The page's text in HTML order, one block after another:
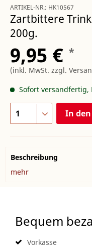
ARTIKEL-NR.: HK10567
Zartbittere
200g.
9,95 € *
(inkl. MwSt. zzgl.
Sofort versandfertig,
In den
Beschreibung
mehr
Bequem
Vorkasse